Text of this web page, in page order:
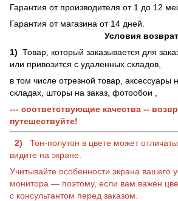
Гарантия от производителя от 1 до 12
Гарантия от магазина от 14 дней.
Условия возврата и
1) Товар, который заказывается для
или привозится с удаленных складов,
в том числе отрезной товар, аксессуары
складах, шторы на заказ, фотообои ,
--- соответствующие качества --
путешествуйте!
2)
Тон-полутон в цвете может
видите на экране.
Учитывайте особенности экрана вашего
монитора — поэтому, если вам важен
с консультантом перед заказом.